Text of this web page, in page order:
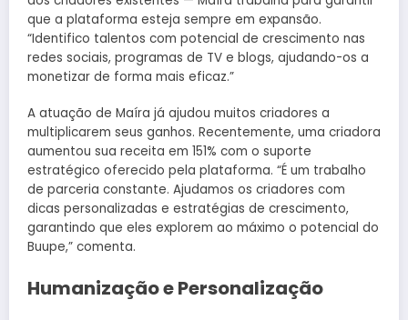
que a plataforma esteja sempre em expansão.
“Identifico talentos com potencial de crescimento nas
redes sociais, programas de TV e blogs, ajudando-os a
monetizar de forma mais eficaz.”
A atuação de Maíra já ajudou muitos criadores a
multiplicarem seus ganhos. Recentemente, uma criadora
aumentou sua receita em 151% com o suporte
estratégico oferecido pela plataforma. “É um trabalho
de parceria constante. Ajudamos os criadores com
dicas personalizadas e estratégias de crescimento,
garantindo que eles explorem ao máximo o potencial do
Buupe,” comenta.
Humanização e Personalização